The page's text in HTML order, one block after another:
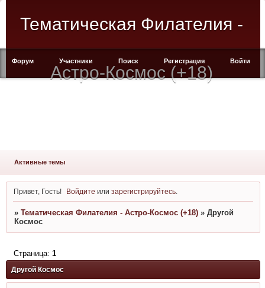
Тематическая Филателия -
Астро-Космос (+18)
Форум Участники Поиск Регистрация Войти
Активные темы
Привет, Гость! Войдите илизарегистрируйтесь
» Тематическая Филателия - Астро-Космос (+18) » Другой
Космос
Другой Космос
Страница: 1